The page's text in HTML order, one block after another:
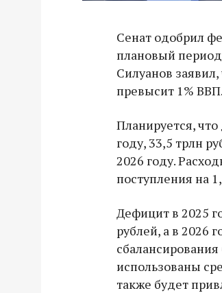
Сенат одобрил
плановый
Силуанов
превысит 1% ВВП.
Планируется,
году, 33,5 трлн
2026 году.
поступления на
Дефицит в 2025
рублей, а в 2026
использованы
также будет